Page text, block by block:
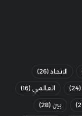
الاتحاد (26)
(24) العالمي (16)
بين (28)